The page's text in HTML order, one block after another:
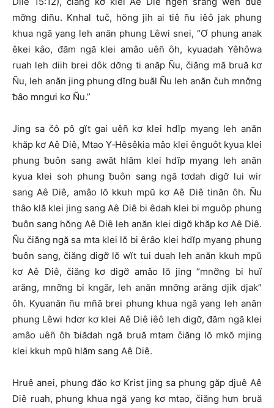
mơ̆ng diñu. Knhal tuč, hŏng jih ai tiê ñu iêô jak phung
khua ngă yang leh anăn phung Lêwi snei, “Ơ phung anak
êkei kâo, đăm ngă klei amâo uêñ ôh, kyuadah Yêhôwa
ruah leh diih brei dôk dơ̆ng ti anăp Ñu, čiăng mă bruă kơ
Ñu, leh anăn jing phung dĭng buăl Ñu leh anăn čuh mnơ̆ng
ƀâo mngưi kơ Ñu.”
Jing sa čô pô gĭt gai uêñ kơ klei hdĭp myang leh anăn
khăp kơ Aê Diê, Mtao Y‑Hêsêkia mâo klei ênguôt kyua klei
phung ƀuôn sang awăt hlăm klei hdĭp myang leh anăn
kyua klei soh phung ƀuôn sang ngă tơdah digơ̆ lui wir
sang Aê Diê, amâo lŏ kkuh mpŭ kơ Aê Diê tinăn ôh. Ñu
thâo klă klei jing sang Aê Diê bi êdah klei bi mguôp phung
ƀuôn sang hŏng Aê Diê leh anăn klei digơ̆ khăp kơ Aê Diê.
Ñu čiăng ngă sa mta klei lŏ bi êrâo klei hdĭp myang phung
ƀuôn sang, čiăng digơ̆ lŏ wĭt tui duah leh anăn kkuh mpŭ
kơ Aê Diê, čiăng kơ digơ̆ amâo lŏ jing “mnơ̆ng bi huĭ
arăng, mnơ̆ng bi kngăr, leh anăn mnơ̆ng arăng djik djak”
ôh. Kyuanăn ñu mñă brei phung khua ngă yang leh anăn
phung Lêwi hdơr kơ klei Aê Diê iêô leh digơ̆, đăm ngă klei
amâo uêñ ôh ƀiădah ngă bruă mtam čiăng lŏ mkŏ mjing
klei kkuh mpŭ hlăm sang Aê Diê.
Hruê anei, phung đăo kơ Krist jing sa phung găp djuê Aê
Diê ruah, phung khua ngă yang kơ mtao, čiăng hưn bruă